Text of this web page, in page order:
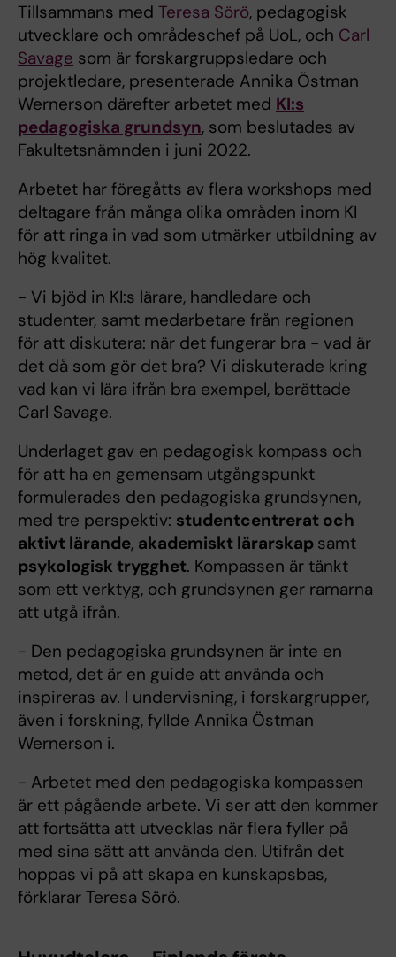
Tillsammans med Teresa Sörö, pedagogisk
utvecklare och områdeschef på UoL, och Carl
Savage som är forskargruppsledare och
projektledare, presenterade Annika Östman
Wernerson därefter arbetet med KI:s
pedagogiska grundsyn, som beslutades av
Fakultetsnämnden i juni 2022.
Arbetet har föregåtts av flera workshops med
deltagare från många olika områden inom KI
för att ringa in vad som utmärker utbildning av
hög kvalitet.
- Vi bjöd in KI:s lärare, handledare och
studenter, samt medarbetare från regionen
för att diskutera: när det fungerar bra - vad är
det då som gör det bra? Vi diskuterade kring
vad kan vi lära ifrån bra exempel, berättade
Carl Savage.
Underlaget gav en pedagogisk kompass och
för att ha en gemensam utgångspunkt
formulerades den pedagogiska grundsynen,
med tre perspektiv: studentcentrerat och
aktivt lärande, akademiskt lärarskap samt
psykologisk trygghet. Kompassen är tänkt
som ett verktyg, och grundsynen ger ramarna
att utgå ifrån.
- Den pedagogiska grundsynen är inte en
metod, det är en guide att använda och
inspireras av. I undervisning, i forskargrupper,
även i forskning, fyllde Annika Östman
Wernerson i.
- Arbetet med den pedagogiska kompassen
är ett pågående arbete. Vi ser att den kommer
att fortsätta att utvecklas när flera fyller på
med sina sätt att använda den. Utifrån det
hoppas vi på att skapa en kunskapsbas,
förklarar Teresa Sörö.